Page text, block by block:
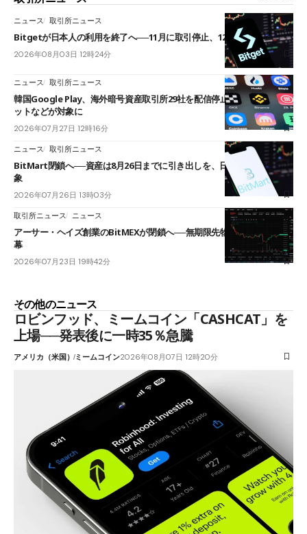
ニュース 取引所ニュース
Bitgetが日本人の利用を終了へ──11月に取引停止、12月末に強制決済
2026年08月03日 12時24分
ニュース 取引所ニュース
韓国Google Play、海外暗号資産取引所29社を配信停止──OKXやバイビ
ットなどが対象に
2026年07月27日 12時16分
ニュース 取引所ニュース
BitMart閉鎖へ──資産は8月26日までに引き出しを、日本人利用者も対
象
2026年07月26日 13時03分
取引所ニュース ニュース
アーサー・ヘイズ創業のBitMEXが閉鎖へ──無期限先物を生んだ11年に
幕
2026年07月23日 19時42分
その他のニュース
ロビンフッド、ミームコイン「CASHCAT」を
上場──発表後に一時35％急騰
アメリカ（米国）ミームコイン2026年08月07日 12時20分